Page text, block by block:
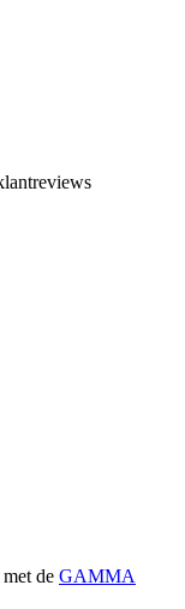
de GAMMA